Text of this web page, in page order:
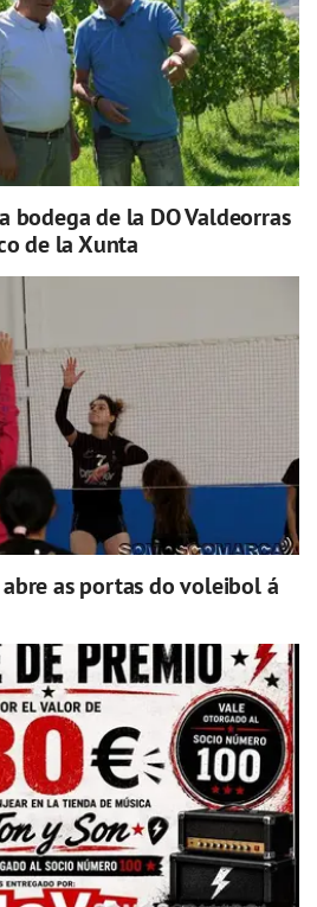
bodega de la DO Valdeorras
de la Xunta
as portas do voleibol á